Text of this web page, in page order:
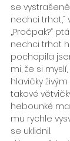
se
nechci trhat,“
„Pročpak?“
nechci trhat
pochopila
mi, že si
hlavičky
takové
hebounké
mu rychle
se uklidnil.